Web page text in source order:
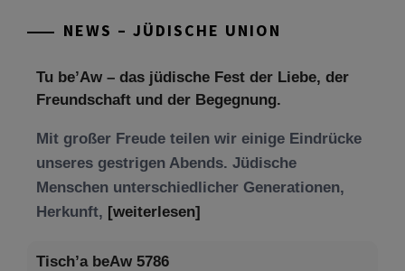
NEWS – JÜDISCHE UNION
Tu be’Aw – das jüdische Fest der Liebe, der
Freundschaft und der Begegnung.
Mit großer Freude teilen wir einige Eindrücke
unseres gestrigen Abends. Jüdische
Menschen unterschiedlicher Generationen,
Herkunft, [weiterlesen]
Tisch’a beAw 5786